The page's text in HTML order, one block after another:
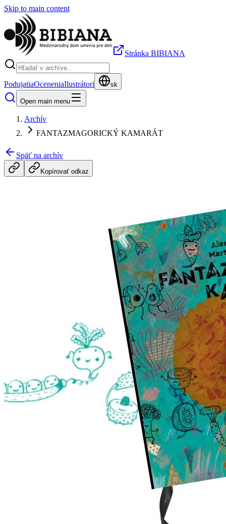
Skip to main content
Stránka BIBIANA
PodujatiaOceneniaIlustrátori sk
Open main menu
Archív
FANTAZMAGORICKÝ KAMARÁT
Späť na archív
Kopírovať odkaz